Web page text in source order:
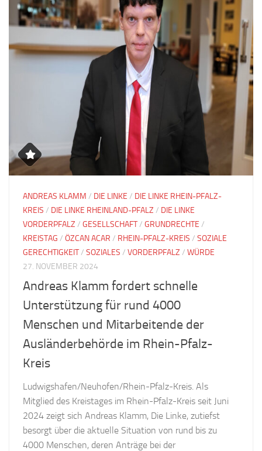
ANDREAS KLAMM / DIE LINKE / DIE LINKE RHEIN-PFALZ-
KREIS / DIE LINKE RHEINLAND-PFALZ / DIE LINKE
VORDERPFALZ / GESELLSCHAFT/ GRUNDRECHTE /
KREISTAG / ÖZCAN ACAR / RHEIN-PFALZ-KREIS / SOZIALE
GERECHTIGKEIT/ SOZIALES / VORDERPFALZ / WÜRDE
27. NOVEMBER 2024
Andreas Klamm fordert schnelle
Unterstützung für rund 4000
Menschen und Mitarbeitende der
Ausländerbehörde im Rhein-Pfalz-
Kreis
Ludwigshafen/Neuhofen/Rhein-Pfalz-Kreis. Als
Mitglied des Kreistages im Rhein-Pfalz-Kreis seit Juni
2024 zeigt sich Andreas Klamm, Die Linke, zutiefst
besorgt über die aktuelle Situation von rund bis zu
4000 Menschen, deren Anträge bei der